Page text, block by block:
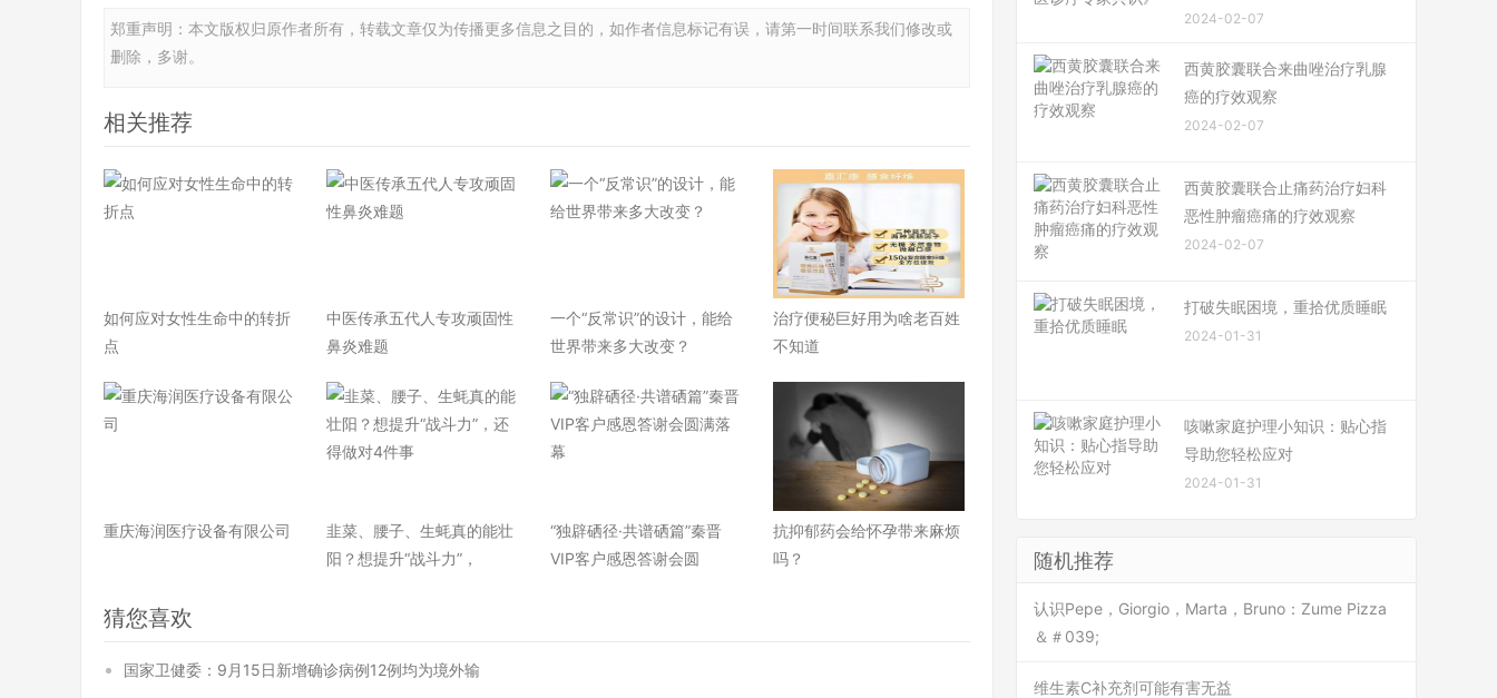
郑重声明：本文版权归原作者所有，转载文章仅为传播更多信息之目的，如作者信息标记有误，请第一时间联系我们修改或
删除，多谢。
相关推荐
如何应对女性生命中的转折
点
中医传承五代人专攻顽固性
鼻炎难题
一个“反常识”的设计，能给
世界带来多大改变？
治疗便秘巨好用为啥老百姓
不知道
重庆海润医疗设备有限公司
韭菜、腰子、生蚝真的能壮
阳？想提升“战斗力”，
“独辟硒径·共谱硒篇”秦晋
VIP客户感恩答谢会圆
抗抑郁药会给怀孕带来麻烦
吗？
猜您喜欢
国家卫健委：9月15日新增确诊病例12例均为境外输
2024-02-07
西黄胶囊联合来曲唑治疗乳腺
癌的疗效观察
2024-02-07
西黄胶囊联合止痛药治疗妇科
恶性肿瘤癌痛的疗效观察
2024-02-07
打破失眠困境，重拾优质睡眠
2024-01-31
咳嗽家庭护理小知识：贴心指
导助您轻松应对
2024-01-31
随机推荐
认识Pepe，Giorgio，Marta，Bruno：Zume Pizza
＆＃039;
维生素C补充剂可能有害无益